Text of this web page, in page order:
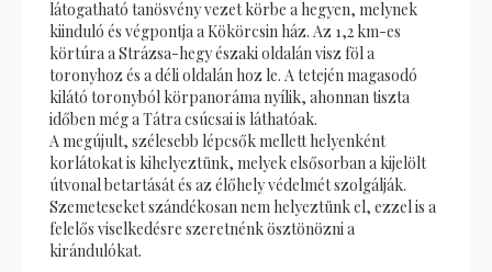
látogatható tanösvény vezet körbe a hegyen, melynek
kiinduló és végpontja a Kökörcsin ház. Az 1,2 km-es
körtúra a Strázsa-hegy északi oldalán visz föl a
toronyhoz és a déli oldalán hoz le. A tetején magasodó
kilátó toronyból körpanoráma nyílik, ahonnan tiszta
időben még a Tátra csúcsai is láthatóak.
A megújult, szélesebb lépcsők mellett helyenként
korlátokat is kihelyeztünk, melyek elsősorban a kijelölt
útvonal betartását és az élőhely védelmét szolgálják.
Szemeteseket szándékosan nem helyeztünk el, ezzel is a
felelős viselkedésre szeretnénk ösztönözni a
kirándulókat.